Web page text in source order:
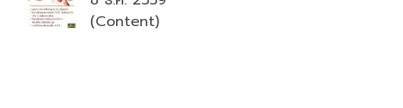
(Content)